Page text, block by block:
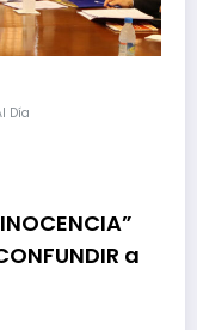
Día
a